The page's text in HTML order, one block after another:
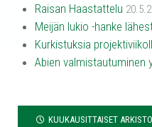
Raisan Haastattelu
Meijän lukio -hanke
Kurkistuksia
Abien valmistautuminen
KUUKAUSITTAISET